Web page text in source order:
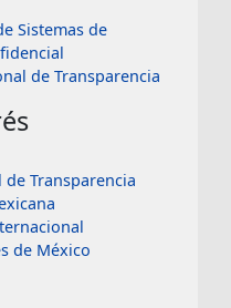
Sistemas de
de Transparencia
Transparencia
de México